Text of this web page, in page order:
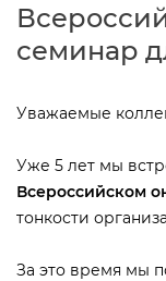
семинар
Уважаемые
Уже 5 лет мы
сероссийском
тонкости
За это время мы